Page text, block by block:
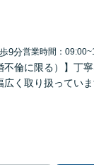
9分営業時間：
不倫に限る）】丁
く取り扱ってい